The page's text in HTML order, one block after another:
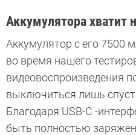
Аккумулятора хватит
Аккумулятор с его 7500
во время нашего
видеовоспроизведения
выключиться лишь
Благодаря USB-C -
быть полностью